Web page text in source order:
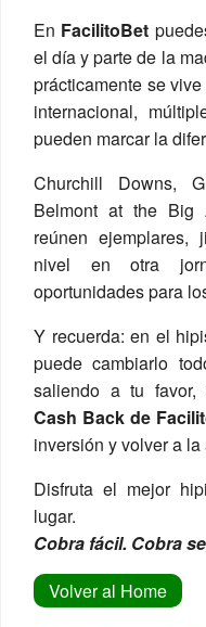
En FacilitoBet
el día y parte de la
prácticamente se
internacional,
pueden marcar la
Churchill Downs,
Belmont at the Big
reúnen ejemplares,
nivel en otra
oportunidades para
Y recuerda: en el
puede cambiarlo
saliendo a tu favor,
Cash Back de
inversión y volver a
Disfruta el mejor
lugar.
Cobra fácil. Cobra